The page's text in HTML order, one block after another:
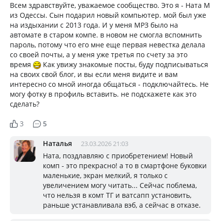
Всем здравствуйте, уважаемое сообщество. Это я - Ната М
из Одессы. Сын подарил новый компьютер. мой был уже
на издыхании с 2013 года. И у меня МРЗ было на
автомате в старом компе. в новом не смогла вспомнить
пароль, потому что его мне еще первая невестка делала
со своей почты, а у меня уже третья по счету за это
время
Как увижу знакомые посты, буду подписываться
на своих свой блог, и вы если меня видите и вам
интересно со мной иногда общаться - подключайтесь. Не
могу фотку в профиль вставить. не подскажете как это
сделать?
3 5
Наталья 23.03.2026 21:03
Ната, поздлавляю с приобретением! Новый
комп - это прекрасно! а то в смартфоне буковки
маленькие, экран мелкий, я только с
увеличением могу читать... Сейчас поблема,
что нельзя в комт ТГ и ватсапп установить,
раньше устанавливала вэб, а сейчас в отказе.